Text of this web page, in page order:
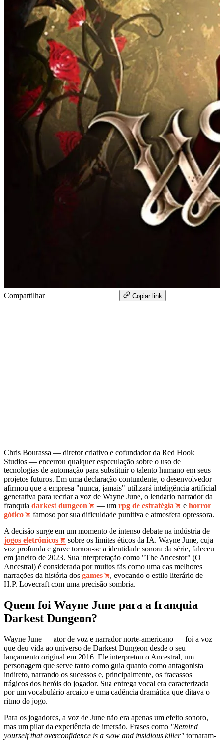
Compartilhar Copiar link
Chris Bourassa — diretor criativo e cofundador da Red Hook
Studios — encerrou qualquer especulação sobre o uso de
tecnologias de automação para substituir o talento humano em seus
projetos futuros. Em uma declaração contundente, o desenvolvedor
afirmou que a empresa "nunca, jamais" utilizará inteligência artificial
generativa para recriar a voz de Wayne June, o lendário narrador da
franquia darkest dungeon — um rpg de estratégia e horror
gótico
famoso por sua dificuldade punitiva e atmosfera opressora.
A decisão surge em um momento de intenso debate na indústria de
jogos eletrônicos
sobre os limites éticos da IA. Wayne June, cuja
voz profunda e grave tornou-se a identidade sonora da série, faleceu
em janeiro de 2023. Sua interpretação como "The Ancestor" (O
Ancestral) é considerada por muitos fãs como uma das melhores
narrações da história dos games
, evocando o estilo literário de
H.P. Lovecraft com uma precisão sombria.
Quem foi Wayne June para a franquia
Darkest Dungeon?
Wayne June — ator de voz e narrador norte-americano — foi a voz
que deu vida ao universo de Darkest Dungeon desde o seu
lançamento original em 2016. Ele interpretou o Ancestral, um
personagem que serve tanto como guia quanto como antagonista
indireto, narrando os sucessos e, principalmente, os fracassos
trágicos dos heróis do jogador. Sua entrega vocal era caracterizada
por um vocabulário arcaico e uma cadência dramática que ditava o
ritmo do jogo.
Para os jogadores, a voz de June não era apenas um efeito sonoro,
mas um pilar da experiência de imersão. Frases como "Remind
yourself that overconfidence is a slow and insidious killer" tornaram-